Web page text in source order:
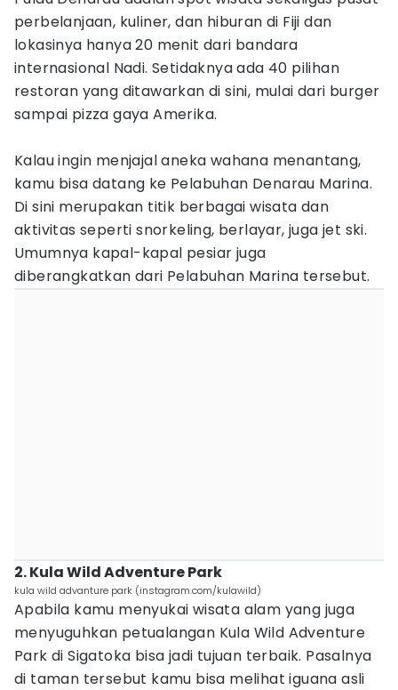
perbelanjaan, kuliner, dan hiburan di Fiji dan
lokasinya hanya 20 menit dari bandara
internasional Nadi. Setidaknya ada 40 pilihan
restoran yang ditawarkan di sini, mulai dari burger
sampai pizza gaya Amerika.
Kalau ingin menjajal aneka wahana menantang,
kamu bisa datang ke Pelabuhan Denarau Marina.
Di sini merupakan titik berbagai wisata dan
aktivitas seperti snorkeling, berlayar, juga jet ski.
Umumnya kapal-kapal pesiar juga
diberangkatkan dari Pelabuhan Marina tersebut.
2. Kula Wild Adventure Park
kula wild advanture park (instagram.com/kulawild)
Apabila kamu menyukai wisata alam yang juga
menyuguhkan petualangan Kula Wild Adventure
Park di Sigatoka bisa jadi tujuan terbaik. Pasalnya
di taman tersebut kamu bisa melihat iguana asli